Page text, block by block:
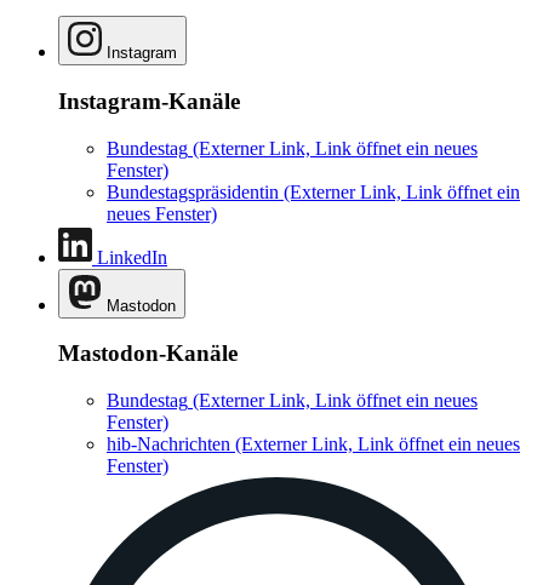
Instagram
Instagram-Kanäle
Bundestag (Externer Link, Link öffnet ein neues
Fenster)
Bundestagspräsidentin (Externer Link, Link öffnet ein
neues Fenster)
LinkedIn
Mastodon
Mastodon-Kanäle
Bundestag (Externer Link, Link öffnet ein neues
Fenster)
hib-Nachrichten (Externer Link, Link öffnet ein neues
Fenster)